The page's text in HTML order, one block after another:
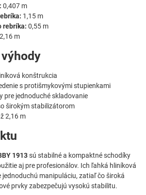
0,407 m
1,15 m
rebríka: 0,55 m
2,16 m
konštrukcia
s protišmykovými stupienkami
pre jednoduché skladovanie
širokým stabilizátorom
2,16 m
1913sú stabilné a kompaktné schodíky
aj pre profesionálov. Ich ľahká hliníková
jednoduchú manipuláciu, zatiaľ čo široká
prvky zabezpečujú vysokú stabilitu.